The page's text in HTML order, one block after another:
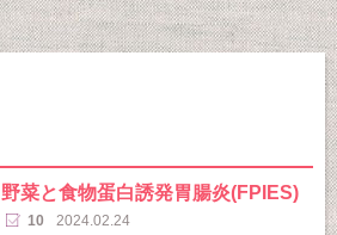
野菜と食物蛋白誘発胃腸炎(FPIES)
10 2024.02.24